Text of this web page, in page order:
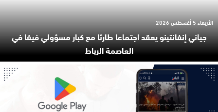
جياني إنفانتينو يعقد اجتماعا طارئا مع كبار مسؤولي فيفا في
العاصمة الرباط
الأربعاء 5 أغسطس 2026